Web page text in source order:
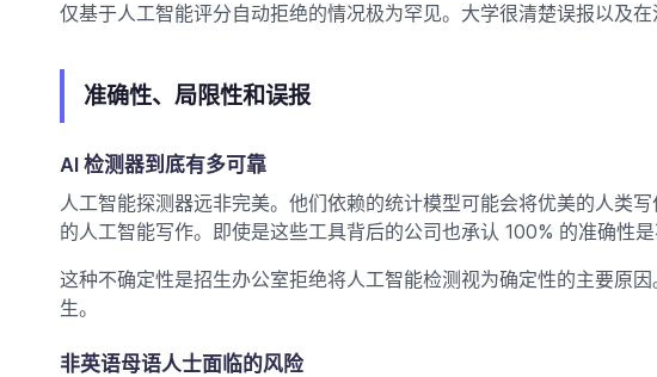
仅基于人工智能评分自动拒绝的情况极为罕见。大学很清楚误报以及
准确性、局限性和误报
AI 检测器到底有多可靠
人工智能探测器远非完美。他们依赖的统计模型可能会将优美的人类
的人工智能写作。即使是这些工具背后的公司也承认 100% 的准确性是
这种不确定性是招生办公室拒绝将人工智能检测视为确定性的主要原
生。
非英语母语人士面临的风险